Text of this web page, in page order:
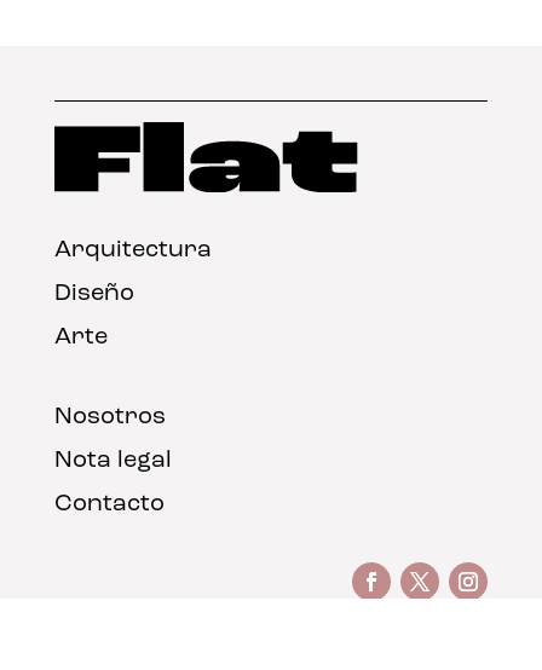
Arquitectura
Diseño
Arte
Nosotros
Nota legal
Contacto